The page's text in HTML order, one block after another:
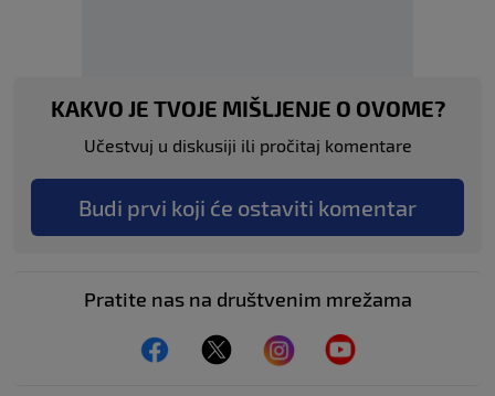
KAKVO JE TVOJE MIŠLJENJE O OVOME?
Učestvuj u diskusiji ili pročitaj komentare
Budi prvi koji će ostaviti komentar
Pratite nas na društvenim mrežama